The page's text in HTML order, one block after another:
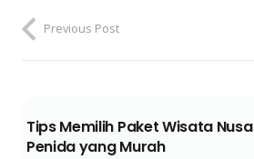
Previous Post
Tips Memilih Paket Wisata Nusa
Penida yang Murah